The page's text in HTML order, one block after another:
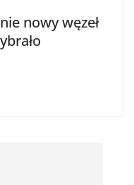
nowy węzeł